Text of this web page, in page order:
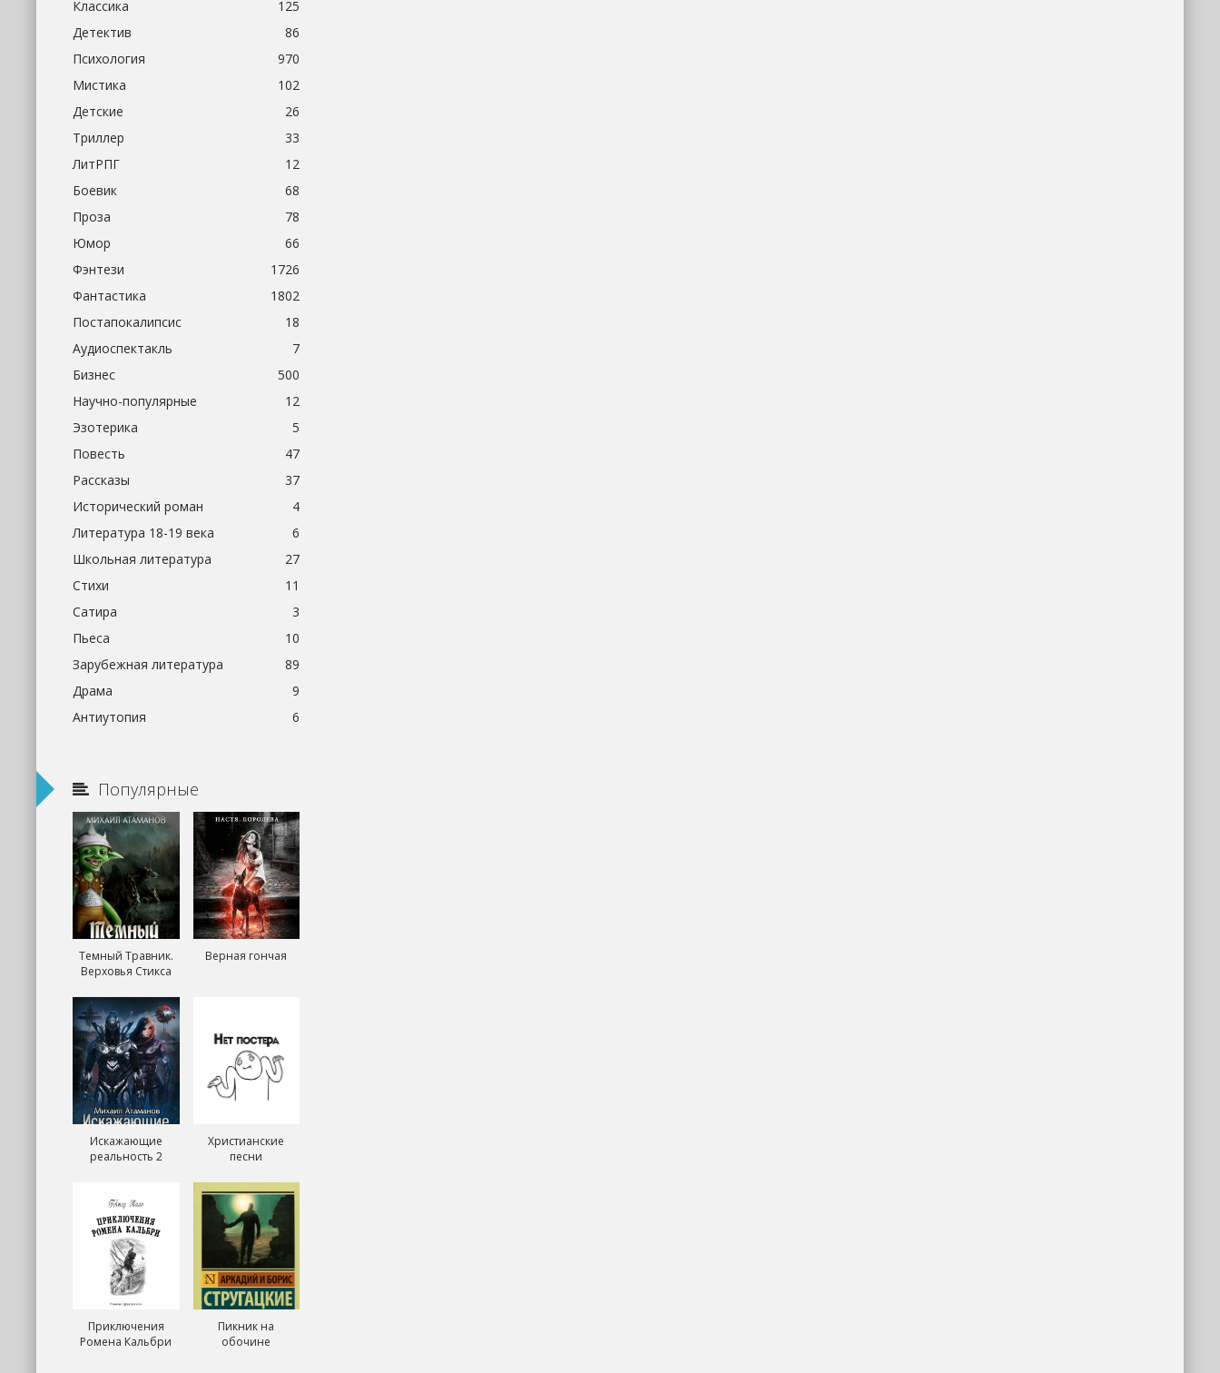
Классика
125
Детектив
86
Психология
970
Мистика
102
Детские
26
Триллер
33
ЛитРПГ
12
Боевик
68
Проза
78
Юмор
66
Фэнтези
1726
Фантастика
1802
Постапокалипсис
18
Аудиоспектакль
7
Бизнес
500
Научно-популярные
12
Эзотерика
5
Повесть
47
Рассказы
37
Исторический роман
4
Литература 18-19 века
6
Школьная литература
27
Стихи
11
Сатира
3
Пьеса
10
Зарубежная литература
89
Драма
9
Антиутопия
6
Популярные
Темный Травник.
Верховья Стикса
Верная гончая
Искажающие
реальность 2
Христианские
песни
Приключения
Ромена Кальбри
Пикник на
обочине